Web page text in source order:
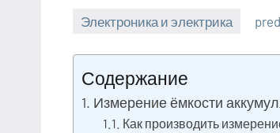
Электроника и электрика
июля
2023
комментариев
Содержание
Измерение ёмкости
Как производить